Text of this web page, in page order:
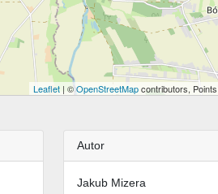
Leaflet | ©OpenStreetMapcontributors,
Autor
Jakub Mizera